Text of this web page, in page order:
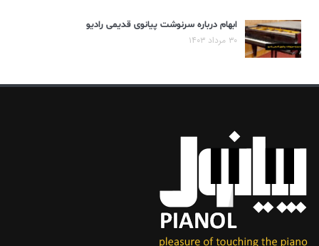
ابهام درباره سرنوشت پیانوی قدیمی رادیو
۳۰ مرداد ۱۴۰۳